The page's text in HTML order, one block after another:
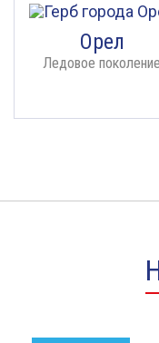
Орел
Ледовое поколение